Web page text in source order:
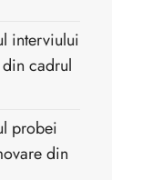
interviului
cadrul
probei
din